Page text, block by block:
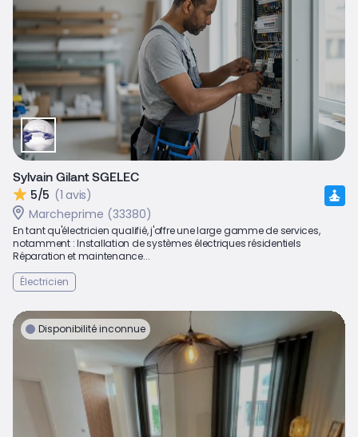
Sylvain Gilant SGELEC
5/5 (1 avis)
Marcheprime (33380)
En tant qu'électricien qualifié, j'offre une large gamme de services,
notamment : Installation de systèmes électriques résidentiels
Réparation et maintenance...
Électricien
Disponibilité inconnue